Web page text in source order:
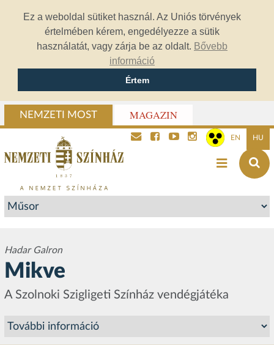
Ez a weboldal sütiket használ. Az Uniós törvények
értelmében kérem, engedélyezze a sütik
használatát, vagy zárja be az oldalt. Bővebb
információ
Értem
NEMZETI MOST MAGAZIN
EN HU
Hadar Galron
Mikve
A Szolnoki Szigligeti Színház vendégjátéka